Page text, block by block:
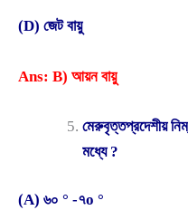
(D) জেট বায়ু
Ans: B) আয়ন বায়ু
মেরুবৃত্তপ্রদেশীয়
মধ্যে ?
(A) ৬০ ° -৭o °